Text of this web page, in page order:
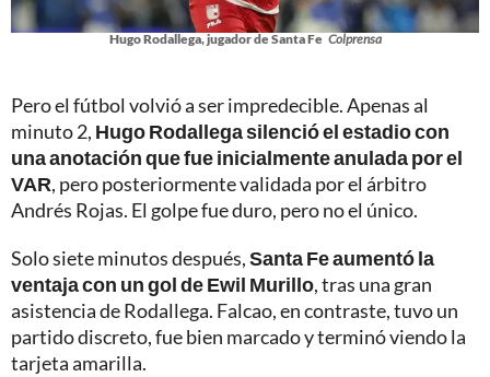
Hugo Rodallega, jugador de Santa Fe Colprensa
Pero el fútbol volvió a ser impredecible. Apenas al
minuto 2, Hugo Rodallega silenció el estadio con
una anotación que fue inicialmente anulada por el
VAR, pero posteriormente validada por el árbitro
Andrés Rojas. El golpe fue duro, pero no el único.
Solo siete minutos después,Santa Fe aumentó la
ventaja con un gol de Ewil Murillo, tras una gran
asistencia de Rodallega. Falcao, en contraste, tuvo un
partido discreto, fue bien marcado y terminó viendo la
tarjeta amarilla.